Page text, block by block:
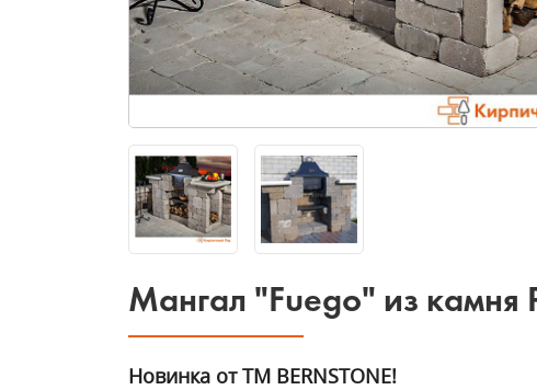
Мангал "Fuego" из камня
Новинка от ТМ BERNSTONE!